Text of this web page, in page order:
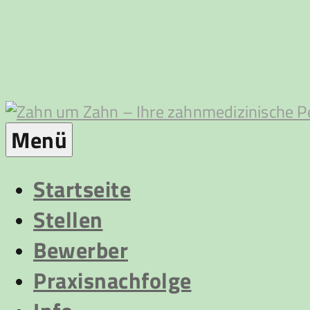
Zahn
um
Zahn
Menü
Startseite
Stellen
Bewerber
Praxisnachfolge